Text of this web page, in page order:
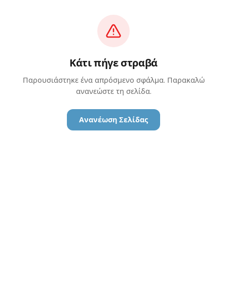
Κάτι πήγε στραβά
Παρουσιάστηκε ένα απρόσμενο σφάλμα. Παρακαλώ
ανανεώστε τη σελίδα.
Ανανέωση Σελίδας